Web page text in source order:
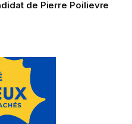
de Pierre Poilievre